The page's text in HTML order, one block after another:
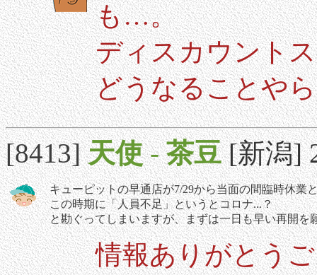
も…。
ディスカウント
どうなることや
[8413]天使-茶豆 [新潟]
キューピットの早通店が7/29から当面の間臨時休業
この時期に「人員不足」というとコロナ...？
と勘ぐってしまいますが、まずは一日も早い再開を
情報ありがとう